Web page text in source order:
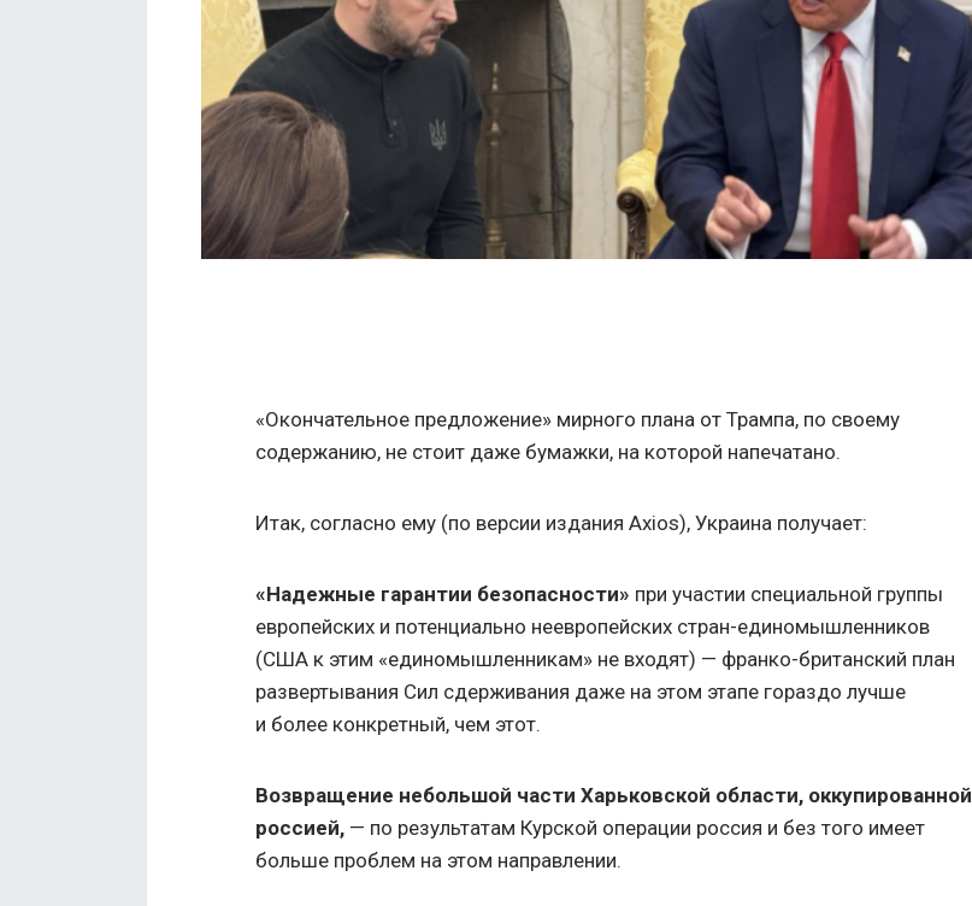
«Окончательное предложение» мирного плана от Трампа, по своему
содержанию, не стоит даже бумажки, на которой напечатано.
Итак, согласно ему (по версии издания Axios), Украина получает:
«Надежные гарантии безопасности» при участии специальной группы
европейских и потенциально неевропейских стран-единомышленников
(США к этим «единомышленникам» не входят) — франко-британский план
развертывания Сил сдерживания даже на этом этапе гораздо лучше
и более конкретный, чем этот.
Возвращение небольшой части Харьковской области, оккупированной
россией, — по результатам Курской операции россия и без того имеет
больше проблем на этом направлении.